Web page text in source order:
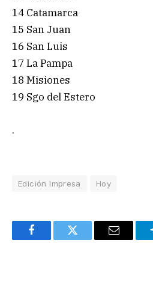
14 Catamarca
15 San Juan
16 San Luis
17 La Pampa
18 Misiones
19 Sgo del Estero
.
Edición Impresa Hoy
FacebookTwitter Email